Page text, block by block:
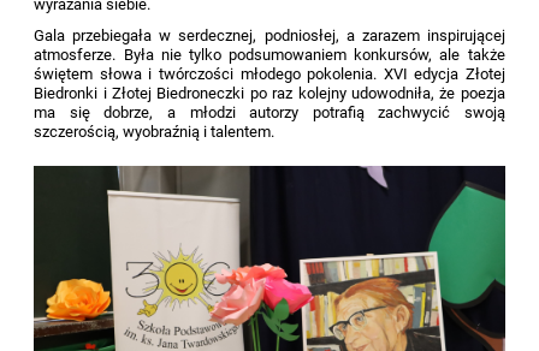
wyrażania siebie.
Gala przebiegała w serdecznej, podniosłej, a zarazem inspirującej
atmosferze. Była nie tylko podsumowaniem konkursów, ale także
świętem słowa i twórczości młodego pokolenia. XVI edycja Złotej
Biedronki i Złotej Biedroneczki po raz kolejny udowodniła, że poezja
ma się dobrze, a młodzi autorzy potrafią zachwycić swoją
szczerością, wyobraźnią i talentem.